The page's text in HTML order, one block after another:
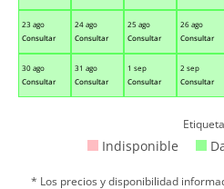
23 ago
Consultar
24 ago
Consultar
25 ago
Consultar
26 ago
Consultar
30 ago
Consultar
31 ago
Consultar
1 sep
Consultar
2 sep
Consultar
Etiqueta
Indisponible
* Los precios y disponibilidad